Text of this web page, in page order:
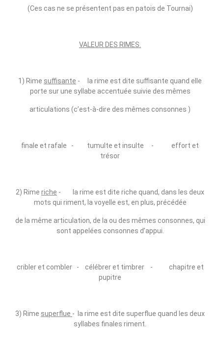
(Ces cas ne se présentent pas en patois de Tournai)
VALEUR DES RIMES.
1) Rime suffisante ‑ la rime est dite suffisante quand elle
porte sur une syllabe accentuée suivie des mêmes
articulations (c’est‑à‑dire des mêmes consonnes )
finale et rafale ‑ tumulte et insulte ‑ effort et
trésor
2) Rime riche ‑ la rime est dite riche quand, dans les deux
mots qui riment, la voyelle est, en plus, précédée
de la même articulation, de la ou des mêmes consonnes, qui
sont appelées consonnes d’appui.
cribler et combler ‑ célébrer et timbrer ‑ chapitre et
pupitre
3) Rime superflue ‑ la rime est dite superflue quand les deux
syllabes finales riment.